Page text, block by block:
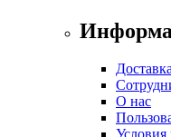
О нас